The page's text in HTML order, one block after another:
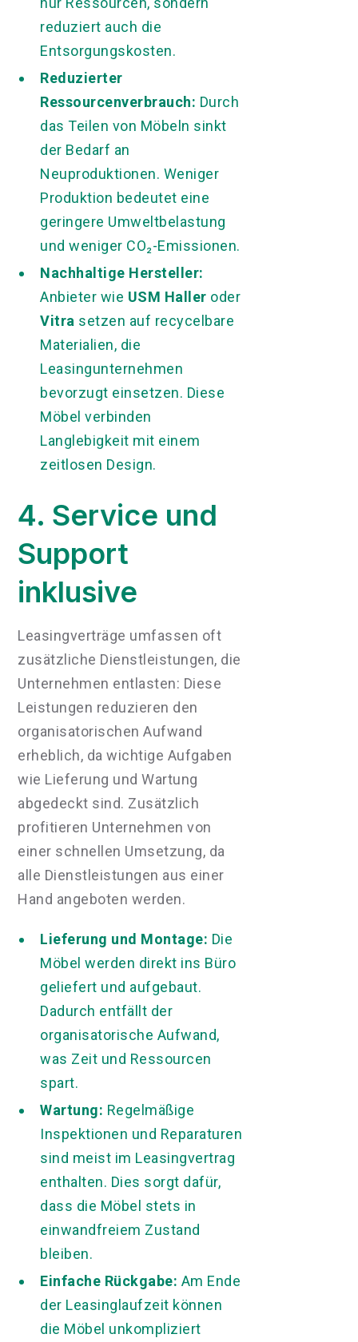
reduziert auch die
Entsorgungskosten.
Reduzierter
Ressourcenverbrauch: Durch
das Teilen von Möbeln sinkt
der Bedarf an
Neuproduktionen. Weniger
Produktion bedeutet eine
geringere Umweltbelastung
und weniger CO₂-Emissionen.
Nachhaltige Hersteller:
Anbieter wie USM Haller oder
Vitra setzen auf recycelbare
Materialien, die
Leasingunternehmen
bevorzugt einsetzen. Diese
Möbel verbinden
Langlebigkeit mit einem
zeitlosen Design.
4. Service und
Support
inklusive
Leasingverträge umfassen oft
zusätzliche Dienstleistungen, die
Unternehmen entlasten: Diese
Leistungen reduzieren den
organisatorischen Aufwand
erheblich, da wichtige Aufgaben
wie Lieferung und Wartung
abgedeckt sind. Zusätzlich
profitieren Unternehmen von
einer schnellen Umsetzung, da
alle Dienstleistungen aus einer
Hand angeboten werden.
Lieferung und Montage: Die
Möbel werden direkt ins Büro
geliefert und aufgebaut.
Dadurch entfällt der
organisatorische Aufwand,
was Zeit und Ressourcen
spart.
Wartung: Regelmäßige
Inspektionen und Reparaturen
sind meist im Leasingvertrag
enthalten. Dies sorgt dafür,
dass die Möbel stets in
einwandfreiem Zustand
bleiben.
Einfache Rückgabe: Am Ende
der Leasinglaufzeit können
die Möbel unkompliziert